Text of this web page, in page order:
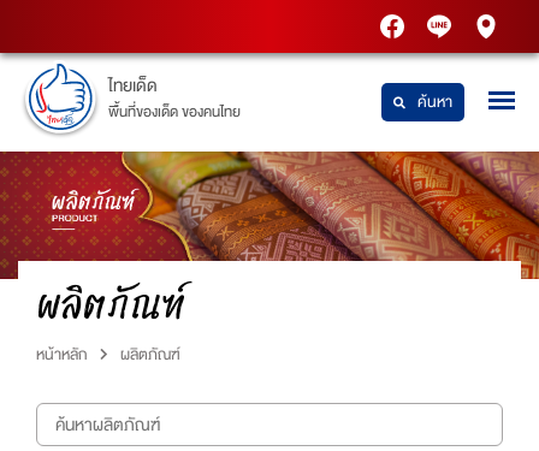
PTT
PTT
ไทยเด็ด
พื้นที่ของเด็ด ของคนไทย ค้นหา
ผลิตภัณฑ์
หน้าหลัก ผลิตภัณฑ์